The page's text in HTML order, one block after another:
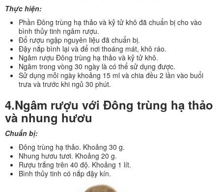
Thực hiện:
Phần Đông trùng hạ thảo và kỷ tử khô đã chuẩn bị cho vào
bình thủy tinh ngâm rượu.
Đổ rượu ngập nguyên liệu đã chuẩn bị.
Đậy nắp bình lại và để nơi thoáng mát, khô ráo.
Ngâm rượu Đông trùng hạ thảo và kỷ tử khô.
Ngâm trong vòng 30 ngày là có thể sử dụng được.
Sử dụng mỗi ngày khoảng 15 ml và chia đều 2 lần vào buổi
trưa và trước khi ngủ 30 phút.
4.Ngâm rượu với Đông trùng hạ thảo
và nhung hươu
Chuẩn bị:
Đông trùng hạ thảo. Khoảng 30 g.
Nhung hươu tươi. Khoảng 20 g.
Rượu trắng trên 40 độ. Khoảng 1 lít.
Bình thủy tinh có nắp đậy kín.